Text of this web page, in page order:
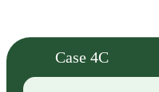
Case 4C